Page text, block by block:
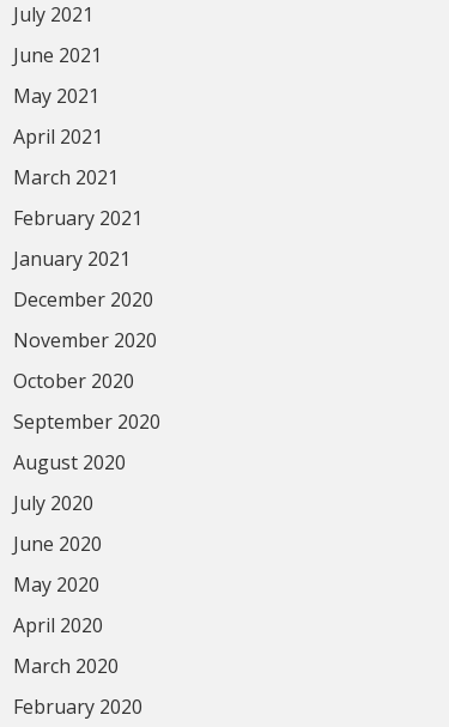
July 2021
June 2021
May 2021
April 2021
March 2021
February 2021
January 2021
December 2020
November 2020
October 2020
September 2020
August 2020
July 2020
June 2020
May 2020
April 2020
March 2020
February 2020